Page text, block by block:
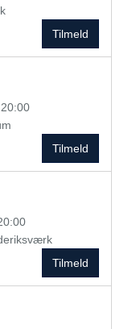
Tilmeld
Tilmeld
Tilmeld